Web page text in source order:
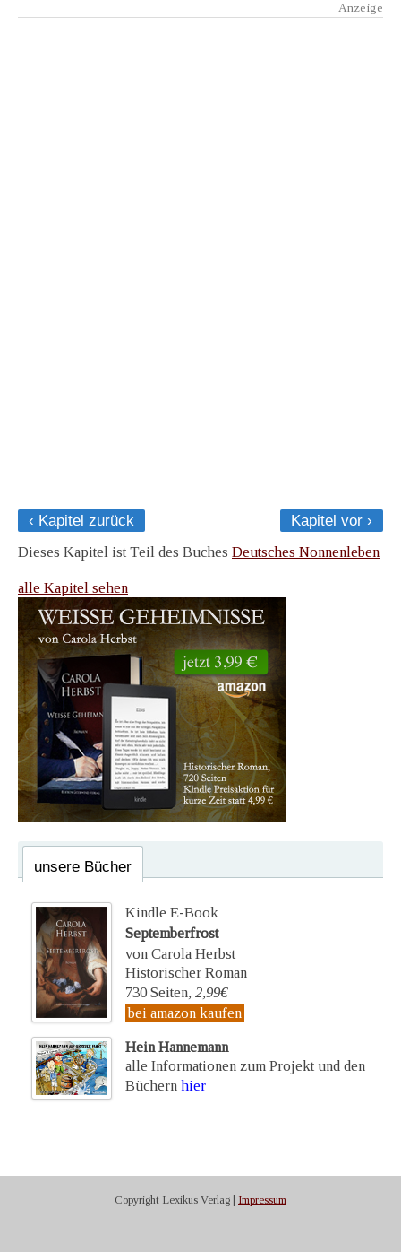
‹ Kapitel zurück
Kapitel vor ›
Dieses Kapitel ist Teil des Buches Deutsches Nonnenleben
alle Kapitel sehen
unsere Bücher
Kindle E-Book
Septemberfrost
von Carola Herbst
Historischer Roman
730 Seiten, 2,99€
bei amazon kaufen
Hein Hannemann
alle Informationen zum Projekt und den
Büchern hier
Copyright Lexikus Verlag | Impressum